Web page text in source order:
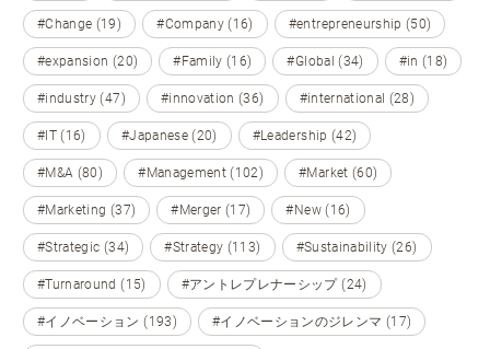
#Change (19) #Company (16) #entrepreneurship (50)
#expansion (20) #Family (16) #Global (34) #in (18)
#industry (47) #innovation (36) #international (28)
#IT (16) #Japanese (20) #Leadership (42)
#M&A (80) #Management (102) #Market (60)
#Marketing (37) #Merger (17) #New (16)
#Strategic (34) #Strategy (113) #Sustainability (26)
#Turnaround (15) #アントレプレナーシップ (24)
#イノベーション (193) #イノベーションのジレンマ (17)